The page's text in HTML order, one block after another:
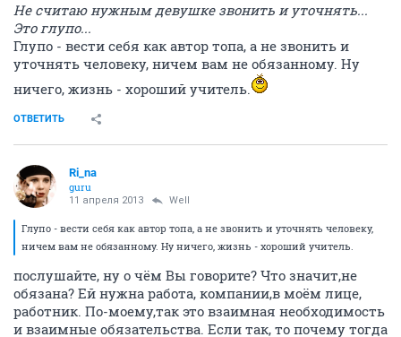
Не считаю нужным девушке звонить и уточнять...
Это глупо...
Глупо - вести себя как автор топа, а не звонить и
уточнять человеку, ничем вам не обязанному. Ну
ничего, жизнь - хороший учитель.
ОТВЕТИТЬ
Ri_na
guru
11 апреля 2013 Well
Глупо - вести себя как автор топа, а не звонить и уточнять человеку,
ничем вам не обязанному. Ну ничего, жизнь - хороший учитель.
послушайте, ну о чём Вы говорите? Что значит,не
обязана? Ей нужна работа, компании,в моём лице,
работник. По-моему,так это взаимная необходимость
и взаимные обязательства. Если так, то почему тогда